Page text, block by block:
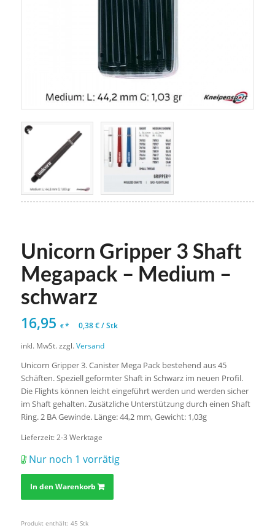
Unicorn Gripper 3 Shaft
Megapack – Medium –
schwarz
16,95 €* 0,38€/Stk
inkl. MwSt. zzgl.Versand
Unicorn Gripper 3. Canister Mega Pack bestehend aus 45
Schäften. Speziell geformter Shaft in Schwarz im neuen Profil.
Die Flights können leicht eingeführt werden und werden sicher
im Shaft gehalten. Zusätzliche Unterstützung durch einen Shaft
Ring. 2 BA Gewinde. Länge: 44,2 mm, Gewicht: 1,03g
Lieferzeit: 2-3 Werktage
Nur noch 1 vorrätig
In den Warenkorb
Produkt enthält: 45 Stk